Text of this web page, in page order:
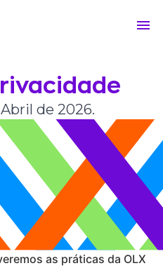
de 2026.
as práticas da OLX